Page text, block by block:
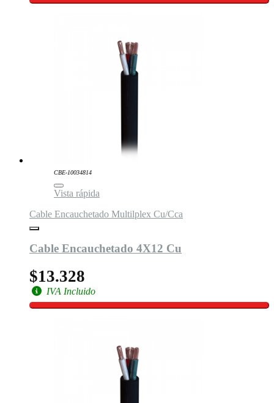
CBE-10034814
Vista rápida
Cable Encauchetado Multilplex Cu/Cca
Cable Encauchetado 4X12 Cu
$13.328
IVA Incluido